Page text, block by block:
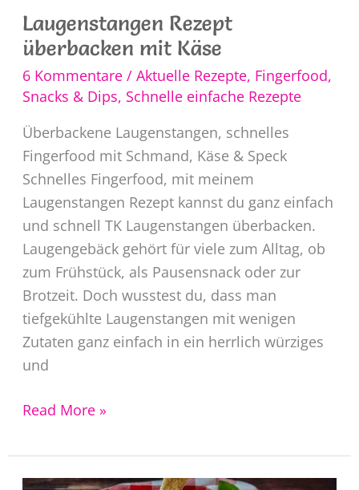
Laugenstangen Rezept
überbacken mit Käse
6 Kommentare / Aktuelle Rezepte, Fingerfood,
Snacks & Dips, Schnelle einfache Rezepte
Überbackene Laugenstangen, schnelles
Fingerfood mit Schmand, Käse & Speck
Schnelles Fingerfood, mit meinem
Laugenstangen Rezept kannst du ganz einfach
und schnell TK Laugenstangen überbacken.
Laugengebäck gehört für viele zum Alltag, ob
zum Frühstück, als Pausensnack oder zur
Brotzeit. Doch wusstest du, dass man
tiefgekühlte Laugenstangen mit wenigen
Zutaten ganz einfach in ein herrlich würziges
und
Laugenstangen
überbacken
mit
Read More »